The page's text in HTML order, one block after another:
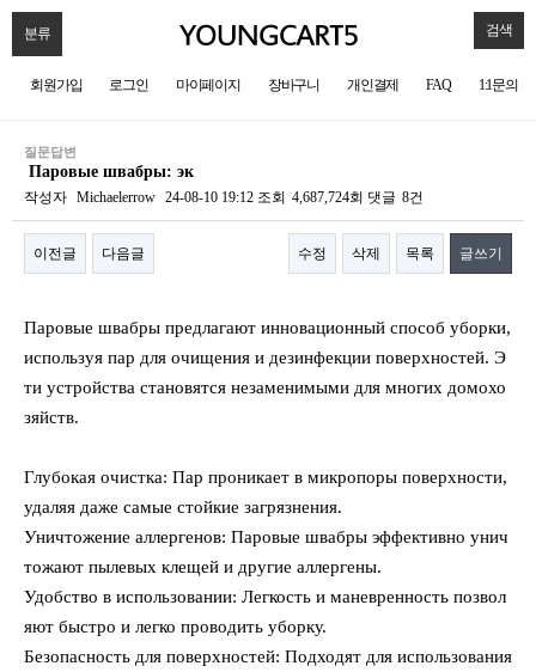
분류 검색
회원가입 로그인 마이페이지 장바구니 개인결제 FAQ 1:1문의
질문답변
Паровые швабры: эк
작성자 Michaelerrow 24-08-10 19:12 조회 4,687,724회 댓글 8건
이전글 다음글 수정 삭제 목록 글쓰기
Паровые швабры предлагают инновационный способ уборки,
используя пар для очищения и дезинфекции поверхностей. Э
ти устройства становятся незаменимыми для многих домохо
зяйств.
Глубокая очистка: Пар проникает в микропоры поверхности,
удаляя даже самые стойкие загрязнения.
Уничтожение аллергенов: Паровые швабры эффективно унич
тожают пылевых клещей и другие аллергены.
Удобство в использовании: Легкость и маневренность позвол
яют быстро и легко проводить уборку.
Безопасность для поверхностей: Подходят для использования